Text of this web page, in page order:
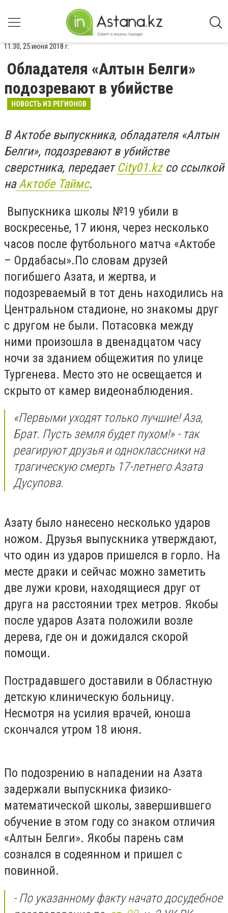
11:30, 25 июня 2018 г.
Обладателя «Алтын Белги»
подозревают в убийстве
НОВОСТЬ ИЗ РЕГИОНОВ
В Актобе выпускника, обладателя «Алтын
Белги», подозревают в убийстве
сверстника, передаетСity01.kzсо ссылкой
наАктобе Таймс.
Выпускника школы №19 убили в
воскресенье, 17 июня, через несколько
часов после футбольного матча «Актобе
– Ордабасы».По словам друзей
погибшего Азата, и жертва, и
подозреваемый в тот день находились на
Центральном стадионе, но знакомы друг
с другом не были. Потасовка между
ними произошла в двенадцатом часу
ночи за зданием общежития по улице
Тургенева. Место это не освещается и
скрыто от камер видеонаблюдения.
«Первыми уходят только лучшие! Аза,
Брат. Пусть земля будет пухом!» - так
реагируют друзья и одноклассники на
трагическую смерть 17-летнего Азата
Дусупова.
Азату было нанесено несколько ударов
ножом. Друзья выпускника утверждают,
что один из ударов пришелся в горло. На
месте драки и сейчас можно заметить
две лужи крови, находящиеся друг от
друга на расстоянии трех метров. Якобы
после ударов Азата положили возле
дерева, где он и дожидался скорой
помощи.
Пострадавшего доставили в Областную
детскую клиническую больницу.
Несмотря на усилия врачей, юноша
скончался утром 18 июня.
По подозрению в нападении на Азата
задержали выпускника физико-
математической школы, завершившего
обучение в этом году со знаком отличия
«Алтын Белги». Якобы парень сам
сознался в содеянном и пришел с
повинной.
- По указанному факту начато досудебное